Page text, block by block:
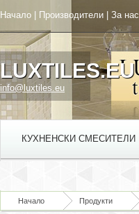
Начало Производители За нас
LUXTILES.EU
info@luxtiles.eu
КУХНЕНСКИ СМЕСИТЕЛИ
Начало Продукти